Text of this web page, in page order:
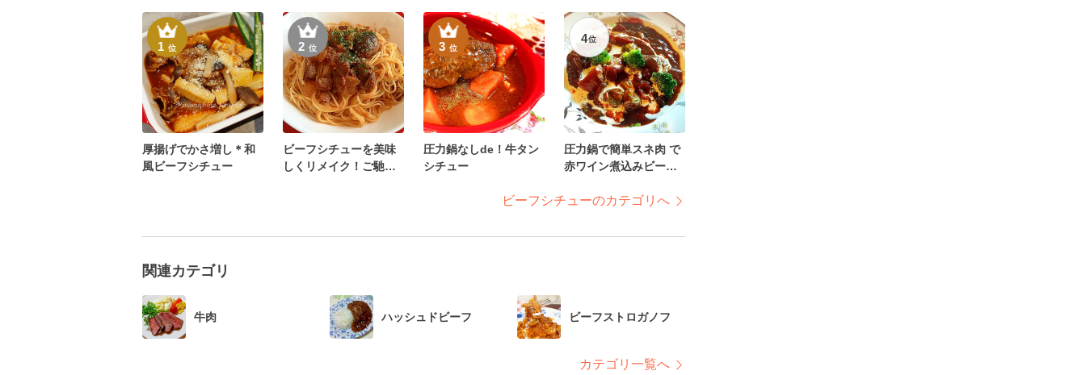
1位
厚揚げでかさ増し＊和
風ビーフシチュー
2位
ビーフシチューを美味
しくリメイク！ご馳走
3位
圧力鍋なしde！牛タン
シチュー
4位
圧力鍋で簡単スネ肉 で
赤ワイン煮込みビーフ
ビーフシチューのカテゴリへ
関連カテゴリ
牛肉 ハッシュドビーフ ビーフストロガノフ
カテゴリ一覧へ